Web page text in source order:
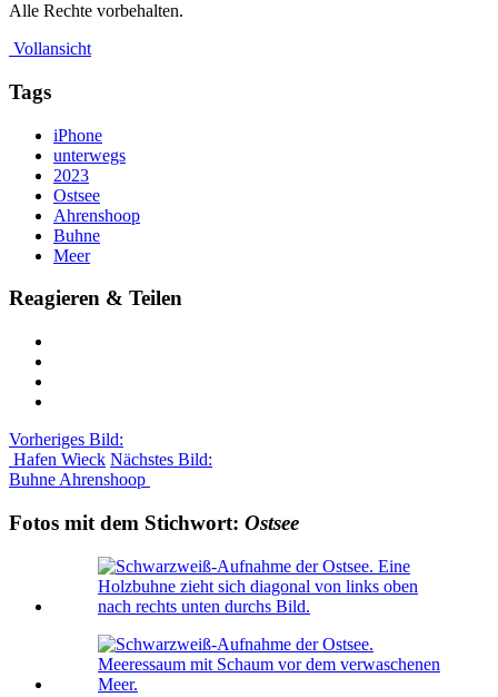
Alle Rechte vorbehalten.
Vollansicht
Tags
iPhone
unterwegs
2023
Ostsee
Ahrenshoop
Buhne
Meer
Reagieren & Teilen
Vorheriges Bild:
Hafen Wieck Nächstes Bild:
Buhne Ahrenshoop
Fotos mit dem Stichwort: Ostsee